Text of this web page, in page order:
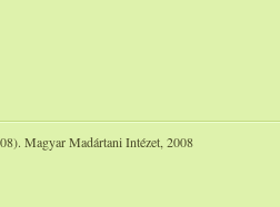
Magyar Madártani Intézet, 2008